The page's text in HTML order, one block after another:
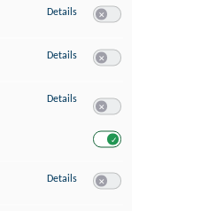
Details zu Erstellung von Profilen
Details zu Verwendung von
Details zu Messung der
Details zu Messung der